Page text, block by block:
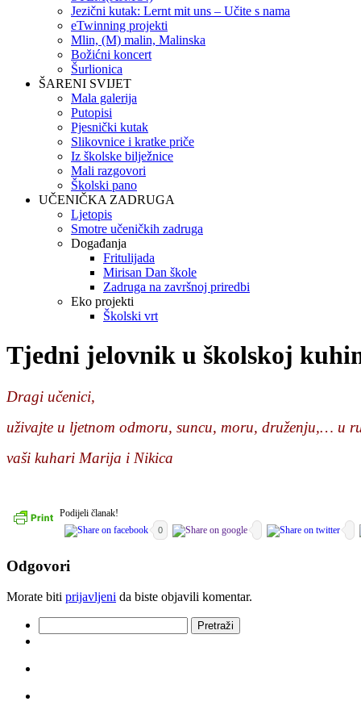
Jezični kutak: Lernt mit uns – Učite s nama
eTwinning projekti
Mlin, (M) malin, Malinska
Božićni koncert
Šurlionica
ŠARENI SVIJET
Mala galerija
Putopisi
Pjesnički kutak
Slikovnice i kratke priče
Iz školske bilježnice
Mali razgovori
Školski pano
UČENIČKA ZADRUGA
Ljetopis
Smotre učeničkih zadruga
Događanja
Fritulijada
Mirisan Dan škole
Zadruga na završnoj priredbi
Eko projekti
Školski vrt
Tjedni jelovnik u školskoj
Dragi učenici,
uživajte u ljetnom odmoru, suncu, moru, druženju,… u
vaši kuhari Marija i Nikica
Podijeli članak!
0
Odgovori
Morate biti prijavljeni da biste objavili komentar.